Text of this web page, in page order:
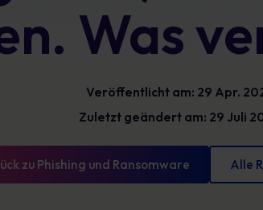
reduzieren und messbare
vorweisen können
Glossar
Definitionen zur Cybersicherheit, die
sollten
Was
Veröffentlicht am: 29 Apr.
Zuletzt geändert am: 29 Juli
zu Phishing und Ransomware Alle